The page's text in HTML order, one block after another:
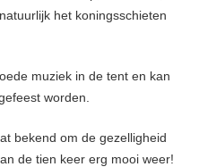
het koningsschieten
muziek in de tent en kan
worden.
bekend om de gezelligheid
de tien keer erg mooi weer!